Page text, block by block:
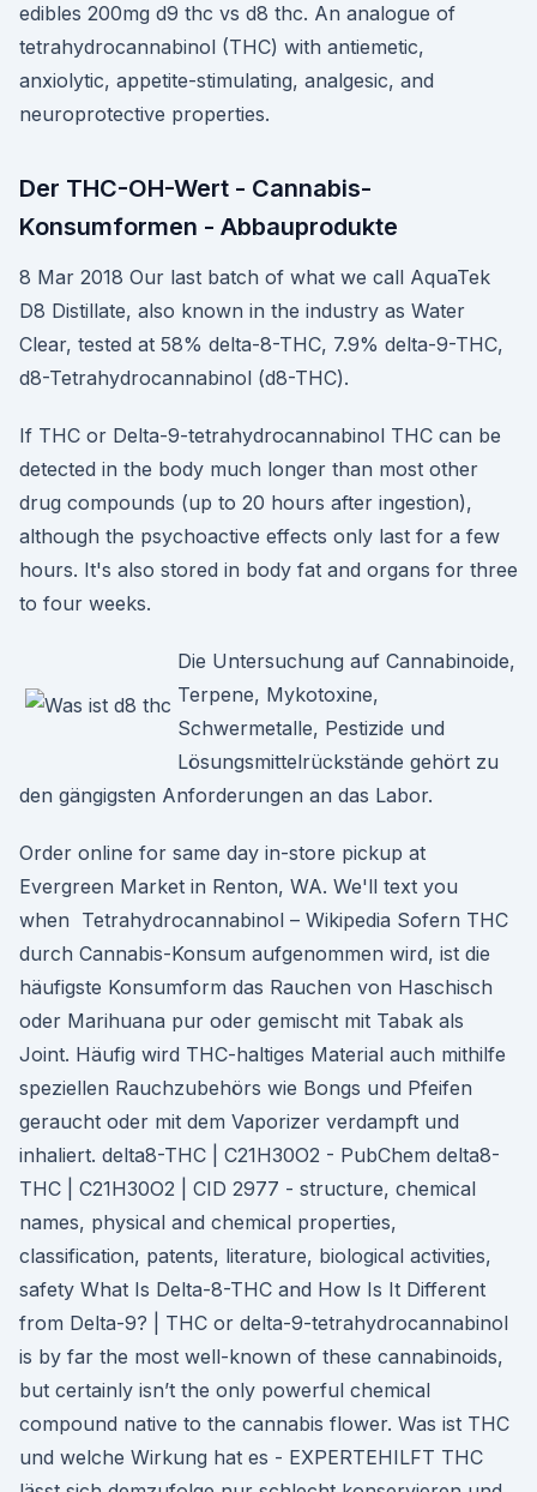
edibles 200mg d9 thc vs d8 thc. An analogue of
tetrahydrocannabinol (THC) with antiemetic,
anxiolytic, appetite-stimulating, analgesic, and
neuroprotective properties.
Der THC-OH-Wert - Cannabis-
Konsumformen - Abbauprodukte
8 Mar 2018 Our last batch of what we call AquaTek
D8 Distillate, also known in the industry as Water
Clear, tested at 58% delta-8-THC, 7.9% delta-9-THC,
d8-Tetrahydrocannabinol (d8-THC).
If THC or Delta-9-tetrahydrocannabinol THC can be
detected in the body much longer than most other
drug compounds (up to 20 hours after ingestion),
although the psychoactive effects only last for a few
hours. It's also stored in body fat and organs for three
to four weeks.
Die Untersuchung auf Cannabinoide,
Terpene, Mykotoxine,
Schwermetalle, Pestizide und
Lösungsmittelrückstände gehört zu
den gängigsten Anforderungen an das Labor.
Order online for same day in-store pickup at
Evergreen Market in Renton, WA. We'll text you
when Tetrahydrocannabinol – Wikipedia Sofern THC
durch Cannabis-Konsum aufgenommen wird, ist die
häufigste Konsumform das Rauchen von Haschisch
oder Marihuana pur oder gemischt mit Tabak als
Joint. Häufig wird THC-haltiges Material auch mithilfe
speziellen Rauchzubehörs wie Bongs und Pfeifen
geraucht oder mit dem Vaporizer verdampft und
inhaliert. delta8-THC | C21H30O2 - PubChem delta8-
THC | C21H30O2 | CID 2977 - structure, chemical
names, physical and chemical properties,
classification, patents, literature, biological activities,
safety What Is Delta-8-THC and How Is It Different
from Delta-9? | THC or delta-9-tetrahydrocannabinol
is by far the most well-known of these cannabinoids,
but certainly isn’t the only powerful chemical
compound native to the cannabis flower. Was ist THC
und welche Wirkung hat es - EXPERTEHILFT THC